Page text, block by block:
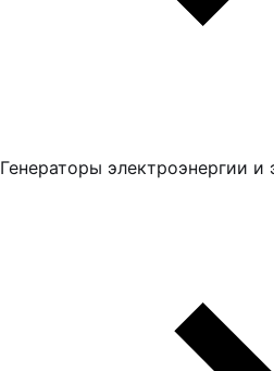
Генераторы электроэнергии и